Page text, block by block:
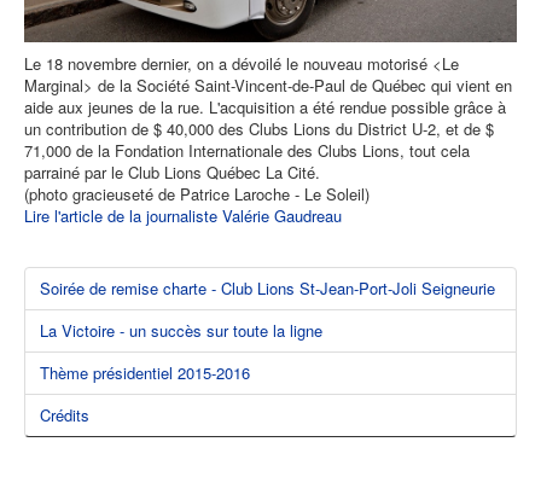
Le 18 novembre dernier, on a dévoilé le nouveau motorisé <Le
Marginal> de la Société Saint-Vincent-de-Paul de Québec qui vient en
aide aux jeunes de la rue. L'acquisition a été rendue possible grâce à
un contribution de $ 40,000 des Clubs Lions du District U-2, et de $
71,000 de la Fondation Internationale des Clubs Lions, tout cela
parrainé par le Club Lions Québec La Cité.
(photo gracieuseté de Patrice Laroche - Le Soleil)
Lire l'article de la journaliste Valérie Gaudreau
Soirée de remise charte - Club Lions St-Jean-Port-Joli Seigneurie
La Victoire - un succès sur toute la ligne
Thème présidentiel 2015-2016
Crédits